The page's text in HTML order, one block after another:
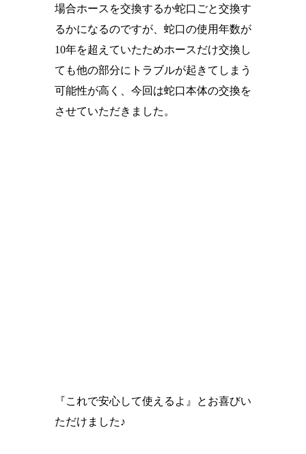
場合ホースを交換するか蛇口ごと交換す
るかになるのですが、蛇口の使用年数が
10年を超えていたためホースだけ交換し
ても他の部分にトラブルが起きてしまう
可能性が高く、今回は蛇口本体の交換を
させていただきました。
『これで安心して使えるよ』とお喜びい
ただけました♪